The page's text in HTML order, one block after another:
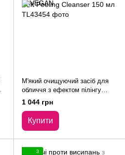
М'який очищуючий засіб для
обличчя з ефектом пілінгу
Transparent Lab PHA Soft
Peeling Cleanser 150 мл
1 044 грн
Купити
3